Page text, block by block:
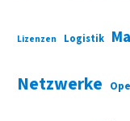
Lizenzen Logistik
Netzwerke